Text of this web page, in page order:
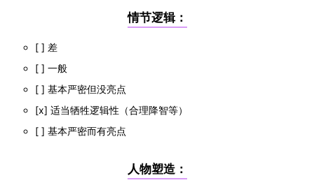
情节逻辑：
[ ] 差
[ ] 一般
[ ] 基本严密但没亮点
[x] 适当牺牲逻辑性（合理降智等）
[ ] 基本严密而有亮点
人物塑造：